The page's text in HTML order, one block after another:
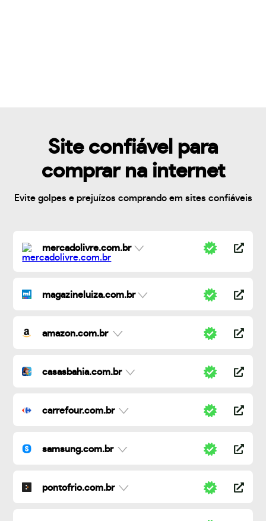
Site confiável para
comprar na internet
Evite golpes e prejuízos comprando em sites confiáveis
mercadolivre.com.br
magazineluiza.com.br
amazon.com.br
casasbahia.com.br
carrefour.com.br
samsung.com.br
pontofrio.com.br